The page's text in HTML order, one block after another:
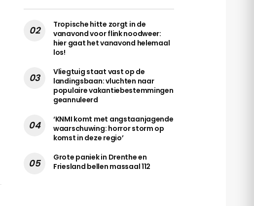
Tropische hitte zorgt in de
vanavond voor flink noodweer:
hier gaat het vanavond helemaal
los!
Vliegtuig staat vast op de
landingsbaan: vluchten naar
populaire vakantiebestemmingen
geannuleerd
‘KNMI komt met angstaanjagende
waarschuwing: horror storm op
komst in deze regio’
Grote paniek in Drenthe en
Friesland bellen massaal 112